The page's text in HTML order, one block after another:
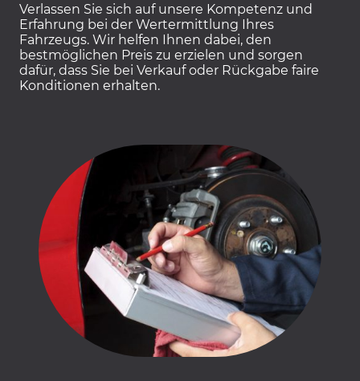
Verlassen Sie sich auf unsere Kompetenz und
Erfahrung bei der Wertermittlung Ihres
Fahrzeugs. Wir helfen Ihnen dabei, den
bestmöglichen Preis zu erzielen und sorgen
dafür, dass Sie bei Verkauf oder Rückgabe faire
Konditionen erhalten.